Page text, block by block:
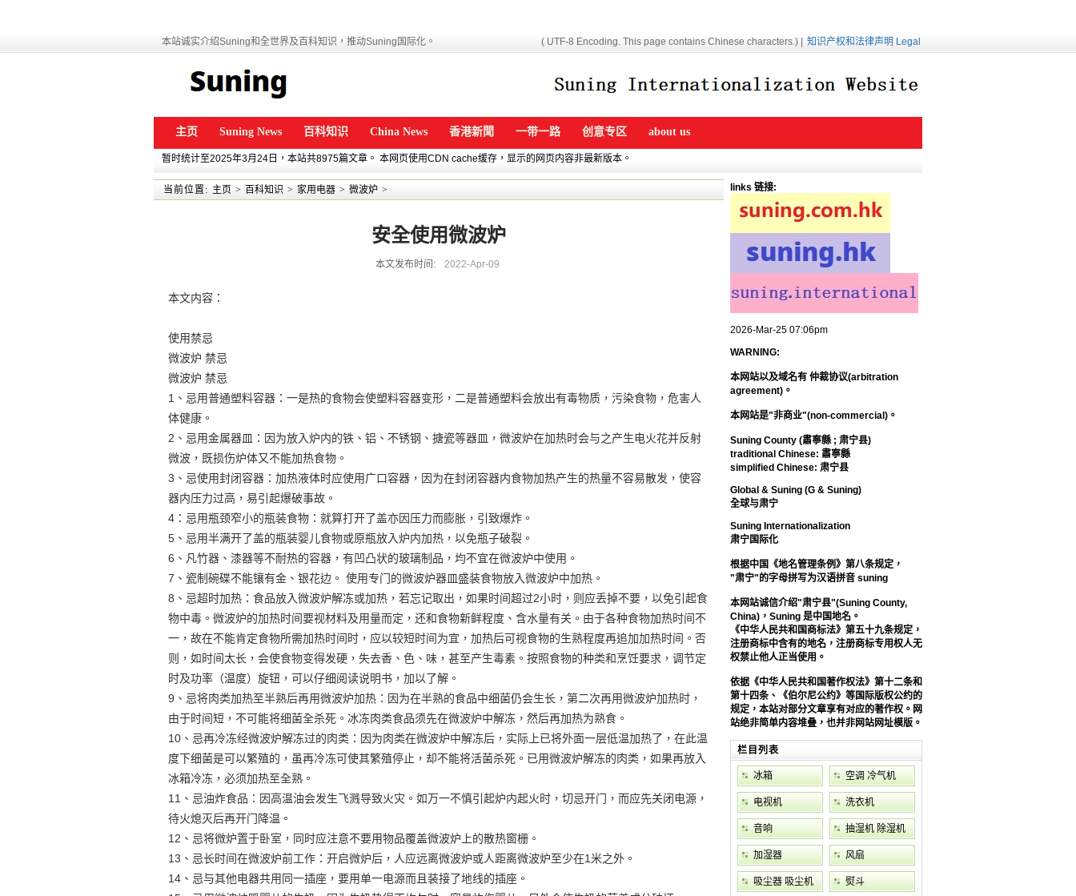
本站诚实介绍Suning和全世界及百科知识，推动Suning国际化。 ( UTF-8 Encoding. This page contains Chinese characters.) | 知识产权和法律声明 Legal
主页 Suning News 百科知识 China News 香港新聞 一带一路 创意专区 about us
暂时统计至2025年3月24日，本站共8975篇文章。 本网页使用CDN cache缓存，显示的网页内容非最新版本。
当前位置: 主页 > 百科知识 > 家用电器 > 微波炉 >
安全使用微波炉
本文发布时间: 2022-Apr-09
本文内容：
使用禁忌
微波炉 禁忌
微波炉 禁忌
1、忌用普通塑料容器：一是热的食物会使塑料容器变形，二是普通塑料会放出有毒物质，污染食物，危害人
体健康。
2、忌用金属器皿：因为放入炉内的铁、铝、不锈钢、搪瓷等器皿，微波炉在加热时会与之产生电火花并反射
微波，既损伤炉体又不能加热食物。
3、忌使用封闭容器：加热液体时应使用广口容器，因为在封闭容器内食物加热产生的热量不容易散发，使容
器内压力过高，易引起爆破事故。
4：忌用瓶颈窄小的瓶装食物：就算打开了盖亦因压力而膨胀，引致爆炸。
5、忌用半满开了盖的瓶装婴儿食物或原瓶放入炉内加热，以免瓶子破裂。
6、凡竹器、漆器等不耐热的容器，有凹凸状的玻璃制品，均不宜在微波炉中使用。
7、瓷制碗碟不能镶有金、银花边。 使用专门的微波炉器皿盛装食物放入微波炉中加热。
8、忌超时加热：食品放入微波炉解冻或加热，若忘记取出，如果时间超过2小时，则应丢掉不要，以免引起食
物中毒。微波炉的加热时间要视材料及用量而定，还和食物新鲜程度、含水量有关。由于各种食物加热时间不
一，故在不能肯定食物所需加热时间时，应以较短时间为宜，加热后可视食物的生熟程度再追加加热时间。否
则，如时间太长，会使食物变得发硬，失去香、色、味，甚至产生毒素。按照食物的种类和烹饪要求，调节定
时及功率（温度）旋钮，可以仔细阅读说明书，加以了解。
9、忌将肉类加热至半熟后再用微波炉加热：因为在半熟的食品中细菌仍会生长，第二次再用微波炉加热时，
由于时间短，不可能将细菌全杀死。冰冻肉类食品须先在微波炉中解冻，然后再加热为熟食。
10、忌再冷冻经微波炉解冻过的肉类：因为肉类在微波炉中解冻后，实际上已将外面一层低温加热了，在此温
度下细菌是可以繁殖的，虽再冷冻可使其繁殖停止，却不能将活菌杀死。已用微波炉解冻的肉类，如果再放入
冰箱冷冻，必须加热至全熟。
11、忌油炸食品：因高温油会发生飞溅导致火灾。如万一不慎引起炉内起火时，切忌开门，而应先关闭电源，
待火熄灭后再开门降温。
12、忌将微炉置于卧室，同时应注意不要用物品覆盖微波炉上的散热窗栅。
13、忌长时间在微波炉前工作：开启微炉后，人应远离微波炉或人距离微波炉至少在1米之外。
14、忌与其他电器共用同一插座，要用单一电源而且装接了地线的插座。
links 链接:
2026-Mar-25 07:06pm
WARNING:
本网站以及域名有 仲裁协议(arbitration
agreement)。
本网站是"非商业"(non-commercial)。
Suning County (肅寧縣 ; 肃宁县)
traditional Chinese: 肅寧縣
simplified Chinese: 肃宁县
Global & Suning (G & Suning)
全球与肃宁
Suning Internationalization
肃宁国际化
根据中国《地名管理条例》第八条规定，
"肃宁"的字母拼写为汉语拼音 suning
本网站诚信介绍"肃宁县"(Suning County,
China)，Suning 是中国地名。
《中华人民共和国商标法》第五十九条规定，
注册商标中含有的地名，注册商标专用权人无
权禁止他人正当使用。
依据《中华人民共和国著作权法》第十二条和
第十四条、《伯尔尼公约》等国际版权公约的
规定，本站对部分文章享有对应的著作权。网
站绝非简单内容堆叠，也并非网站网址模版。
栏目列表
冰箱 空调 冷气机
电视机 洗衣机
音响 抽湿机 除湿机
加湿器 风扇
吸尘器 吸尘机 熨斗